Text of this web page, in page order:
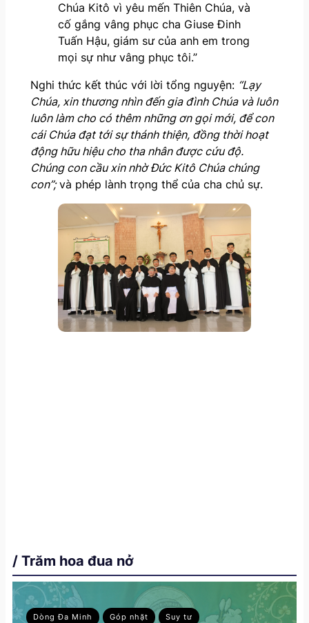
Chúa Kitô vì yêu mến Thiên Chúa, và
cố gắng vâng phục cha Giuse Đinh
Tuấn Hậu, giám sư của anh em trong
mọi sự như vâng phục tôi.”
Nghi thức kết thúc với lời tổng nguyện: “Lạy
Chúa, xin thương nhìn đến gia đình Chúa và luôn
luôn làm cho có thêm những ơn gọi mới, để con
cái Chúa đạt tới sự thánh thiện, đồng thời hoạt
động hữu hiệu cho tha nhân được cứu độ.
Chúng con cầu xin nhờ Đức Kitô Chúa chúng
con”;và phép lành trọng thể của cha chủ sự.
/ Trăm hoa đua nở
Dòng Đa Minh Góp nhặt Suy tư